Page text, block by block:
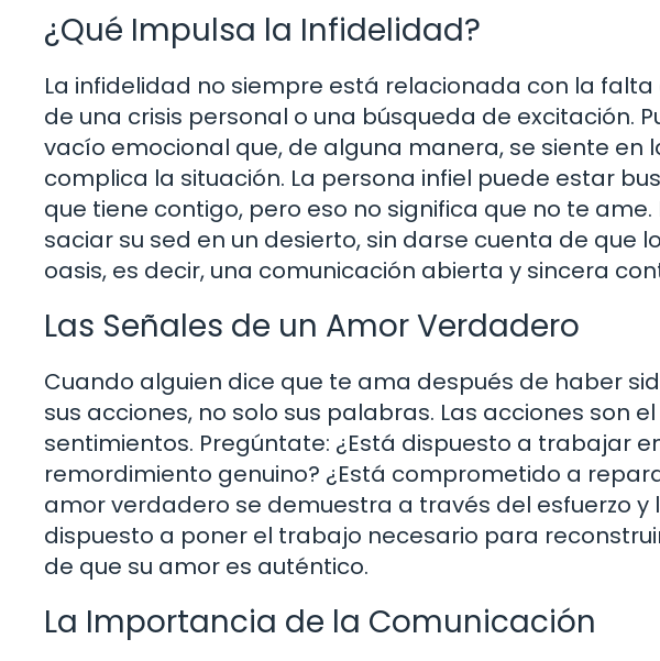
¿Qué Impulsa la Infidelidad?
La infidelidad no siempre está relacionada con la falta
de una crisis personal o una búsqueda de excitación.
vacío emocional que, de alguna manera, se siente en
complica la situación. La persona infiel puede estar
que tiene contigo, pero eso no significa que no te
saciar su sed en un desierto, sin darse cuenta de que
oasis, es decir, una comunicación abierta y sincera
Las Señales de un Amor Verdadero
Cuando alguien dice que te ama después de haber
sus acciones, no solo sus palabras. Las acciones son
sentimientos. Pregúntate: ¿Está dispuesto a trabajar
remordimiento genuino? ¿Está comprometido a
amor verdadero se demuestra a través del esfuerzo y
dispuesto a poner el trabajo necesario para
de que su amor es auténtico.
La Importancia de la Comunicación